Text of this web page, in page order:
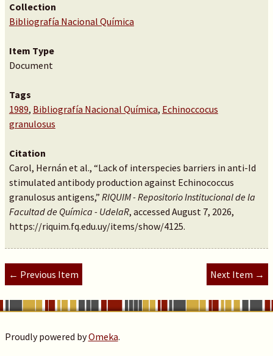
Collection
Bibliografía Nacional Química
Item Type
Document
Tags
1989, Bibliografía Nacional Química, Echinoccocus
granulosus
Citation
Carol, Hernán et al., “Lack of interspecies barriers in anti-Id
stimulated antibody production against Echinococcus
granulosus antigens,” RIQUIM - Repositorio Institucional de la
Facultad de Química - UdelaR, accessed August 7, 2026,
https://riquim.fq.edu.uy/items/show/4125.
← Previous Item Next Item →
Proudly powered byOmeka.